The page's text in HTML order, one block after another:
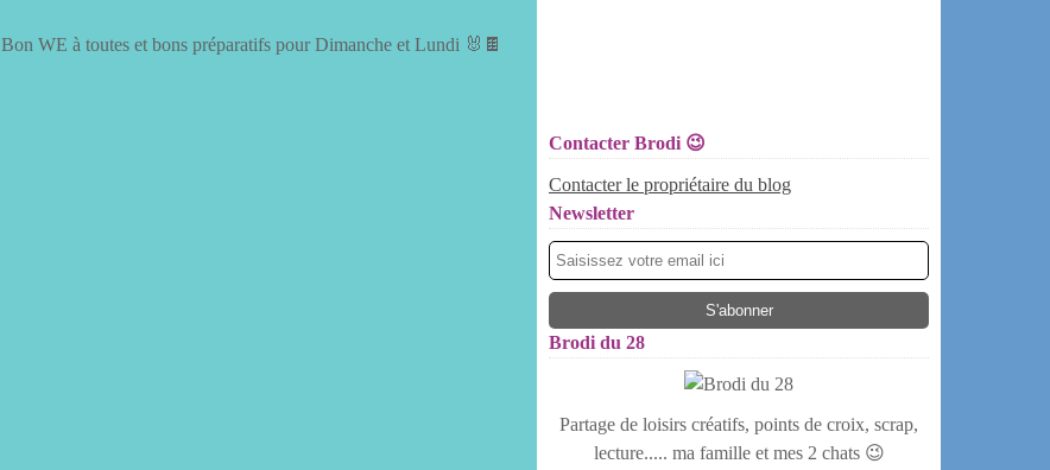
Bon WE à toutes et bons préparatifs pour Dimanche et Lundi 🐰🍫
Contacter Brodi 😉
Contacter le propriétaire du blog
Newsletter
Brodi du 28
Partage de loisirs créatifs, points de croix, scrap,
lecture..... ma famille et mes 2 chats 😉